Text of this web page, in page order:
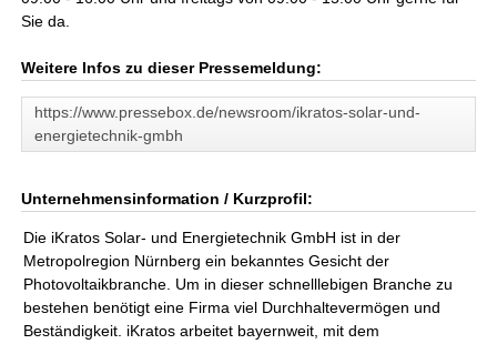
Sie da.
Weitere Infos zu dieser Pressemeldung:
https://www.pressebox.de/newsroom/ikratos-solar-und-
energietechnik-gmbh
Unternehmensinformation / Kurzprofil:
Die iKratos Solar- und Energietechnik GmbH ist in der
Metropolregion Nürnberg ein bekanntes Gesicht der
Photovoltaikbranche. Um in dieser schnelllebigen Branche zu
bestehen benötigt eine Firma viel Durchhaltevermögen und
Beständigkeit. iKratos arbeitet bayernweit, mit dem